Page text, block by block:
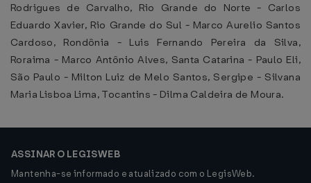
Rodrigues de Carvalho, Rio Grande do Norte - Carlos
Eduardo Xavier, Rio Grande do Sul - Marco Aurelio Santos
Cardoso, Rondônia - Luis Fernando Pereira da Silva,
Roraima - Marco Antônio Alves, Santa Catarina - Paulo Eli,
São Paulo - Milton Luiz de Melo Santos, Sergipe - Silvana
Maria Lisboa Lima, Tocantins - Dilma Caldeira de Moura.
ASSINAR O LEGISWEB
Mantenha-se informado e atualizado com o LegisWeb.